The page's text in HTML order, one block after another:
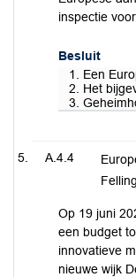
inspectie
Besluit
1. Een
2. Het
3.
A.4.4
Op 19 juni
een budget
innovatieve
nieuwe wijk